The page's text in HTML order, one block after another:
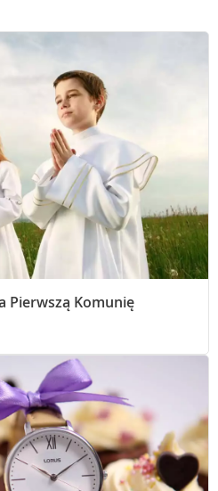
Pierwszą Komunię